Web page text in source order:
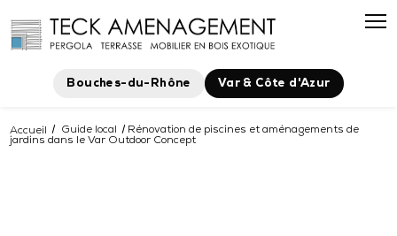
Bouches-du-Rhône Var & Côte d'Azur
Accueil Guide local
Rénovation de piscines et aménagements de
jardins dans le Var Outdoor Concept